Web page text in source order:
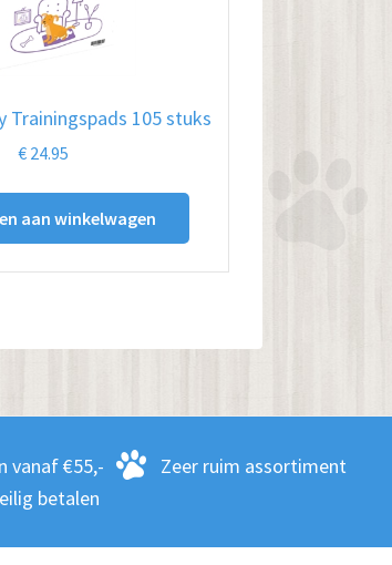
Trainingspads 105 stuks
€ 24.95
aan winkelwagen
vanaf €55,-
Zeer ruim assortiment
betalen